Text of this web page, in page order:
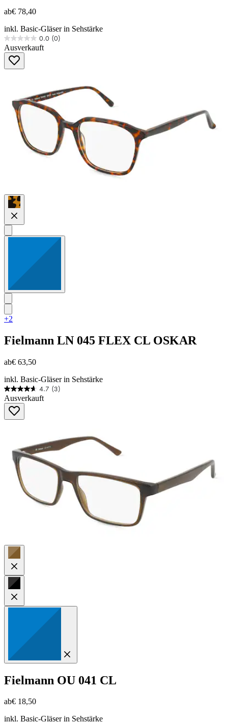
ab€ 78,40
inkl. Basic-Gläser in Sehstärke
0.0 (0)
0.0
von
Sternen.
Ausverkauft
+2
Fielmann LN 045 FLEX CL OSKAR
ab€ 63,50
inkl. Basic-Gläser in Sehstärke
4.7 (3)
4.7
von
Sternen.
Ausverkauft
Fielmann OU 041 CL
ab€ 18,50
inkl. Basic-Gläser in Sehstärke